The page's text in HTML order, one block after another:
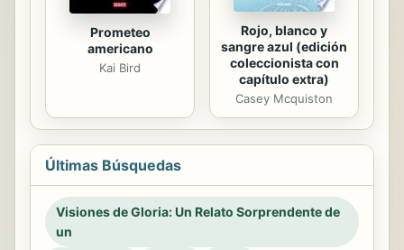
Prometeo
americano
Kai Bird
Rojo, blanco y
sangre azul (edición
coleccionista con
capítulo extra)
Casey Mcquiston
Últimas Búsquedas
Visiones de Gloria: Un Relato Sorprendente de
un